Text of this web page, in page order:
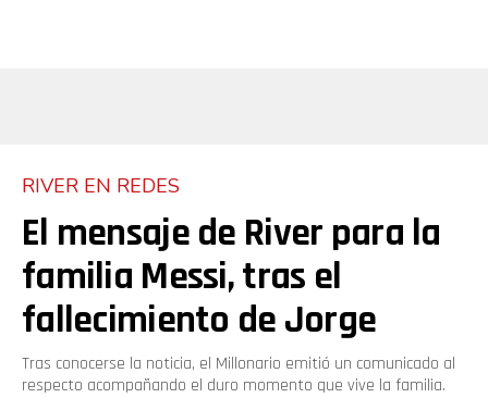
RIVER EN REDES
El mensaje de River para la
familia Messi, tras el
fallecimiento de Jorge
Tras conocerse la noticia, el Millonario emitió un comunicado al
respecto acompañando el duro momento que vive la familia.